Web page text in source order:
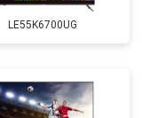
LE55K6700UG